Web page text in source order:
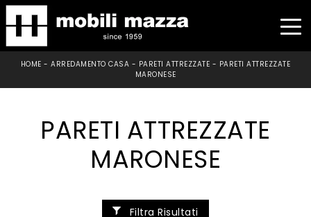
HOME -ARREDAMENTO CASA - PARETI ATTREZZATE - PARETI ATTREZZATE
MARONESE
PARETI ATTREZZATE
MARONESE
Filtra Risultati